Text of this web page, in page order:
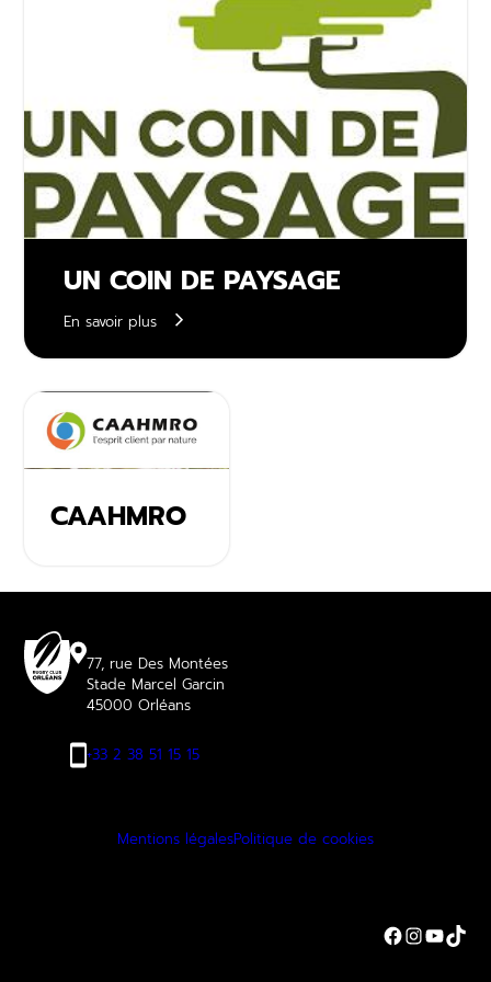
UN COIN DE PAYSAGE
En savoir plus
CAAHMRO
77, rue Des Montées
Stade Marcel Garcin
45000 Orléans
+33 2 38 51 15 15
Mentions légalesPolitique de cookies
Facebook